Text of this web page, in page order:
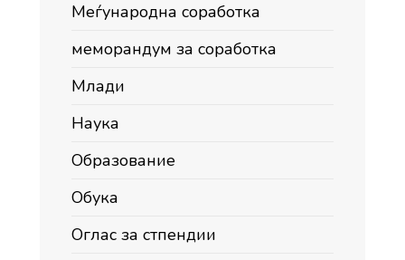
Меѓународна соработка
меморандум за соработка
Млади
Наука
Образование
Обука
Оглас за стпендии